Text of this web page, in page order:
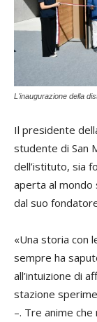
L'inaugurazione della
Il presidente
studente di San
dell’istituto, sia
aperta al mondo
dal suo
«Una storia con
sempre ha
all’intuizione di
stazione
–. Tre anime